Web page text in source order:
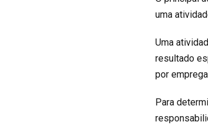
uma
Uma
resultado
por
Para